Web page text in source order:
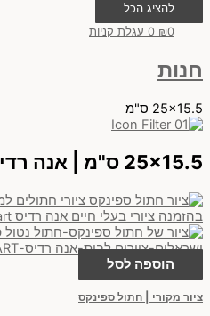
להציג הכל
₪0
0 עגלת קניות
חנות
25x15.5 ס"מ
25x15.5 ס"מ | אנה רדיס
הוספה לסל
ציור מקורי | חתול ספינקס